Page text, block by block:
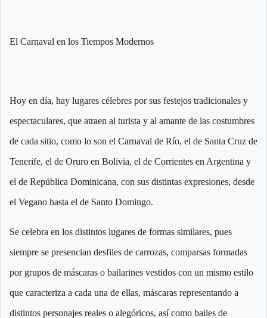
El Carnaval en los Tiempos Modernos
Hoy en día, hay lugares célebres por sus festejos tradicionales y
espectaculares, que atraen al turista y al amante de las costumbres
de cada sitio, como lo son el Carnaval de Río, el de Santa Cruz de
Tenerife, el de Oruro en Bolivia, el de Corrientes en Argentina y
el de República Dominicana, con sus distintas expresiones, desde
el Vegano hasta el de Santo Domingo.
Se celebra en los distintos lugares de formas similares, pues
siempre se presencian desfiles de carrozas, comparsas formadas
por grupos de máscaras o bailarines vestidos con un mismo estilo
que caracteriza a cada una de ellas, máscaras representando a
distintos personajes reales o alegóricos, así como bailes de